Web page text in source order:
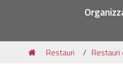
Tu
sei
Restauri Restauri